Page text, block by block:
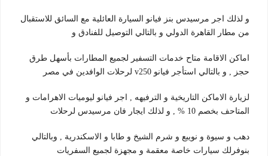
و لذلك اجر مرسيدس بنز فيانو السيارة العائلية مع السائق للاستقبال
من مطار القاهرة الدولي و بالتالي التوصيل للفنادق و
اماكن الاقامة متاح خدمات التسفير لجميع المطارات بأسهل طرق
حجز , و بالتالي استأجر فيانو v250 لرحلات الوافدين في مصر
لزيارة الاماكن التاريخية و الترفيهه , اجر فيانو ليوميات الاهرامات و
المتاحف بخصم 10 % , و لذلك ايجار فان مرسيدس لرحلات
دهب و سيوة و نويبع و شرم الشيخ و طابا و الاسكندرية , وبالتالي
بنوفرلك سيارات خاصة معقمة و مجهزة لجميع السفريات